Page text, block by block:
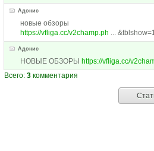
Адонис
новые обзоры
https://vfliga.cc/v2champ.ph ...
Адонис
НОВЫЕ ОБЗОРЫ https://vfliga.cc/
Всего: 3 комментария